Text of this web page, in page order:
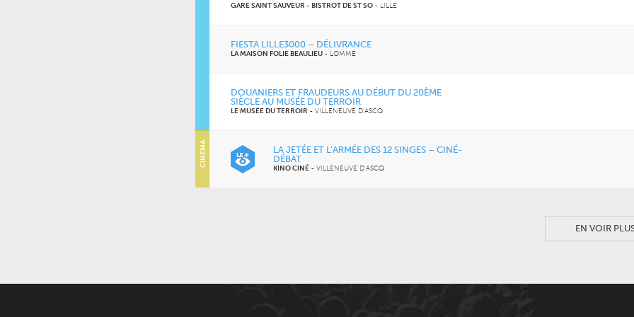
GARE SAINT SAUVEUR - BISTROT DE ST SO- LILLE
FIESTA LILLE3000 – DÉLIVRANCE
LA MAISON FOLIE BEAULIEU- LOMME
DOUANIERS ET FRAUDEURS AU DÉBUT DU 20ÈME
SIÈCLE AU MUSÉE DU TERROIR
LE MUSÉE DU TERROIR - VILLENEUVE D'ASCQ
LA JETÉE ET L’ARMÉE DES 12 SINGES – CINÉ-
DÉBAT
KINO CINÉ- VILLENEUVE D'ASCQ
CINÉMA
EN VOIR